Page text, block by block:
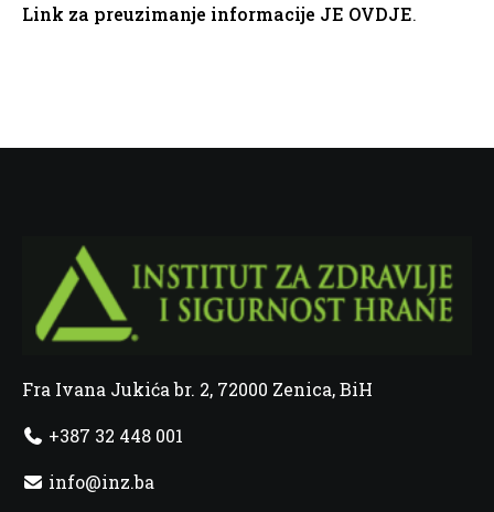
Link za preuzimanje informacije JE OVDJE.
Fra Ivana Jukića br. 2, 72000 Zenica, BiH
+387 32 448 001
info@inz.ba